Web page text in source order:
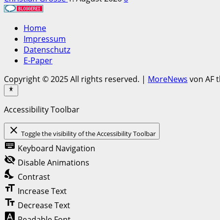
Home
Impressum
Datenschutz
E-Paper
Copyright © 2025 All rights reserved. | MoreNews von AF
Accessibility Toolbar
close Toggle the visibility of the Accessibility Toolbar
keyboard Keyboard Navigation
visibility_off Disable Animations
nights_stay Contrast
format_size Increase Text
text_fields Decrease Text
font_download